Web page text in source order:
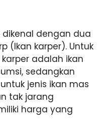
dikenal dengan dua
(Ikan karper). Untuk
adalah ikan
sedangkan
jenis ikan mas
tak jarang
harga yang